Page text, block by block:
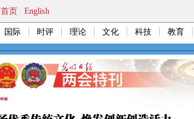
首页 English
国际 时评 理论 文化 科技 教育